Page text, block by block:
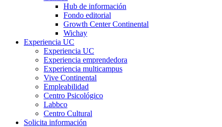
Hub de información
Fondo editorial
Growth Center Continental
Wichay
Experiencia UC
Experiencia UC
Experiencia emprendedora
Experiencia multicampus
Vive Continental
Empleabilidad
Centro Psicológico
Labbco
Centro Cultural
Solicita información